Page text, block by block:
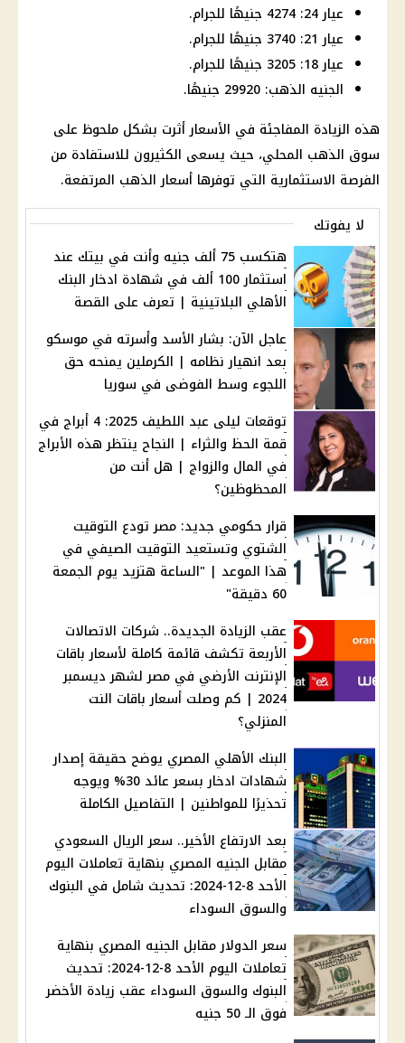
عيار 24: 4274 جنيهًا للجرام.
عيار 21: 3740 جنيهًا للجرام.
عيار 18: 3205 جنيهًا للجرام.
الجنيه الذهب: 29920 جنيهًا.
هذه الزيادة المفاجئة في الأسعار أثرت بشكل ملحوظ على
سوق الذهب المحلي، حيث يسعى الكثيرون للاستفادة من
الفرصة الاستثمارية التي توفرها أسعار الذهب المرتفعة.
لا يفوتك
هتكسب 75 ألف جنيه وأنت في بيتك عند
استثمار 100 ألف في شهادة ادخار البنك
الأهلي البلاتينية | تعرف على القصة
عاجل الآن: بشار الأسد وأسرته في موسكو
بعد انهيار نظامه | الكرملين يمنحه حق
اللجوء وسط الفوضى في سوريا
توقعات ليلى عبد اللطيف 2025: 4 أبراج في
قمة الحظ والثراء | النجاح ينتظر هذه الأبراج
في المال والزواج | هل أنت من
المحظوظين؟
قرار حكومي جديد: مصر تودع التوقيت
الشتوي وتستعيد التوقيت الصيفي في
هذا الموعد | "الساعة هتزيد يوم الجمعة
60 دقيقة"
عقب الزيادة الجديدة.. شركات الاتصالات
الأربعة تكشف قائمة كاملة لأسعار باقات
الإنترنت الأرضي في مصر لشهر ديسمبر
2024 | كم وصلت أسعار باقات النت
المنزلي؟
البنك الأهلي المصري يوضح حقيقة إصدار
شهادات ادخار بسعر عائد 30% ويوجه
تحذيرًا للمواطنين | التفاصيل الكاملة
بعد الارتفاع الأخير.. سعر الريال السعودي
مقابل الجنيه المصري بنهاية تعاملات اليوم
الأحد 8-12-2024: تحديث شامل في البنوك
والسوق السوداء
سعر الدولار مقابل الجنيه المصري بنهاية
تعاملات اليوم الأحد 8-12-2024: تحديث
البنوك والسوق السوداء عقب زيادة الأخضر
فوق الـ 50 جنيه